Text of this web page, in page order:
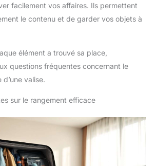
facilement vos affaires. Ils permettent
le contenu et de garder vos objets à
élément a trouvé sa place,
questions fréquentes concernant le
valise.
sur le rangement efficace